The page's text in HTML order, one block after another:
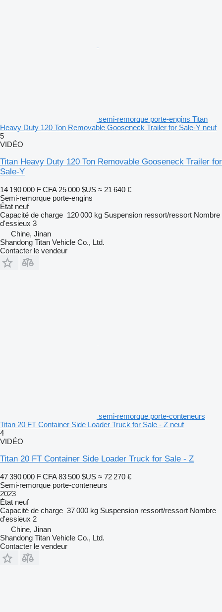
semi-remorque porte-engins Titan
Heavy Duty 120 Ton Removable Gooseneck Trailer for Sale-Y neuf
5
VIDÉO
Titan Heavy Duty 120 Ton Removable Gooseneck Trailer for
Sale-Y
14 190 000 F CFA 25 000 $US ≈ 21 640 €
Semi-remorque porte-engins
État neuf
Capacité de charge 120 000 kg Suspension ressort/ressort Nombre
d'essieux 3
Chine, Jinan
Shandong Titan Vehicle Co., Ltd.
Contacter le vendeur
semi-remorque porte-conteneurs
Titan 20 FT Container Side Loader Truck for Sale - Z neuf
4
VIDÉO
Titan 20 FT Container Side Loader Truck for Sale - Z
47 390 000 F CFA 83 500 $US ≈ 72 270 €
Semi-remorque porte-conteneurs
2023
État neuf
Capacité de charge 37 000 kg Suspension ressort/ressort Nombre
d'essieux 2
Chine, Jinan
Shandong Titan Vehicle Co., Ltd.
Contacter le vendeur